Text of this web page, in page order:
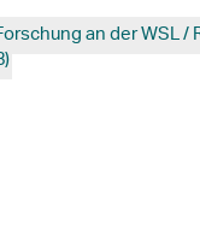
an der WSL